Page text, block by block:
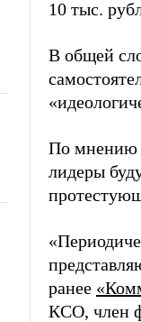
10 тыс.
В общей
По мнению
лидеры
ранее
КСО, член